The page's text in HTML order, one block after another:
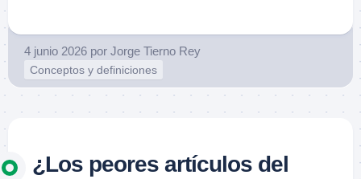
4 junio 2026 por Jorge Tierno Rey
Conceptos y definiciones
¿Los peores artículos del